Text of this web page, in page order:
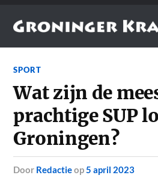
SPORT
Wat zijn de
prachtige SUP
Groningen?
door Redactieop5 april 2023